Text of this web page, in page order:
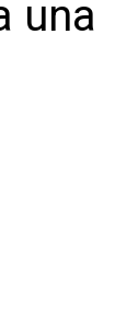
una